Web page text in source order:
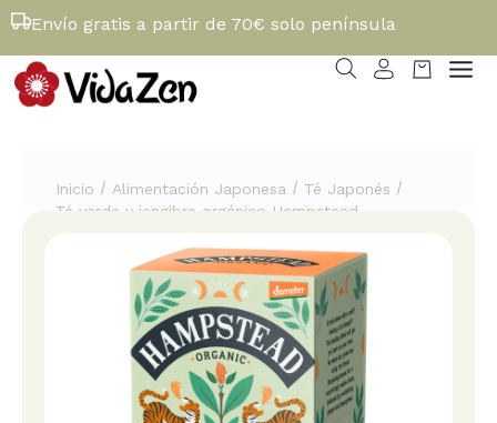
Envío gratis a partir de 70€ solo península
Inicio / Alimentación Japonesa / Té Japonés /
Té verde y jengibre orgánico Hampstead